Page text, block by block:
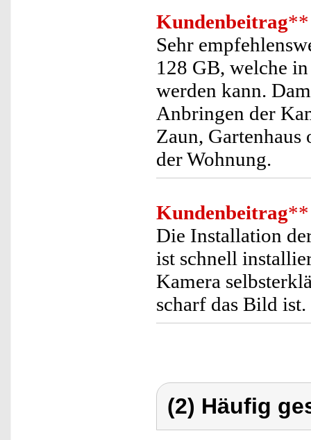
Kundenbeitrag**
Sehr
128 GB, welche
werden kann.
Anbringen der
Zaun, Gartenhaus
der Wohnung.
Kundenbeitrag**
Die Installation
ist schnell
Kamera
scharf das Bild ist.
(2) Häufig